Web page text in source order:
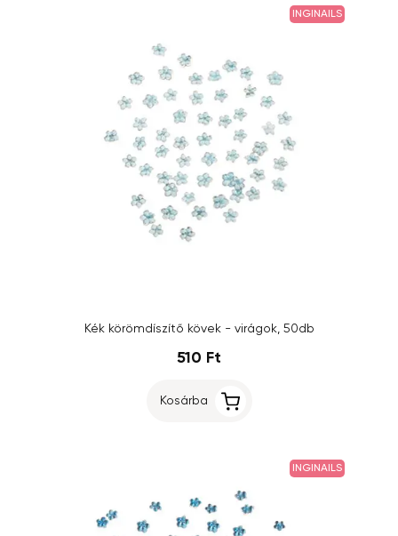
INGINAILS
Kék körömdíszítő kövek - virágok, 50db
510 Ft
Kosárba
INGINAILS